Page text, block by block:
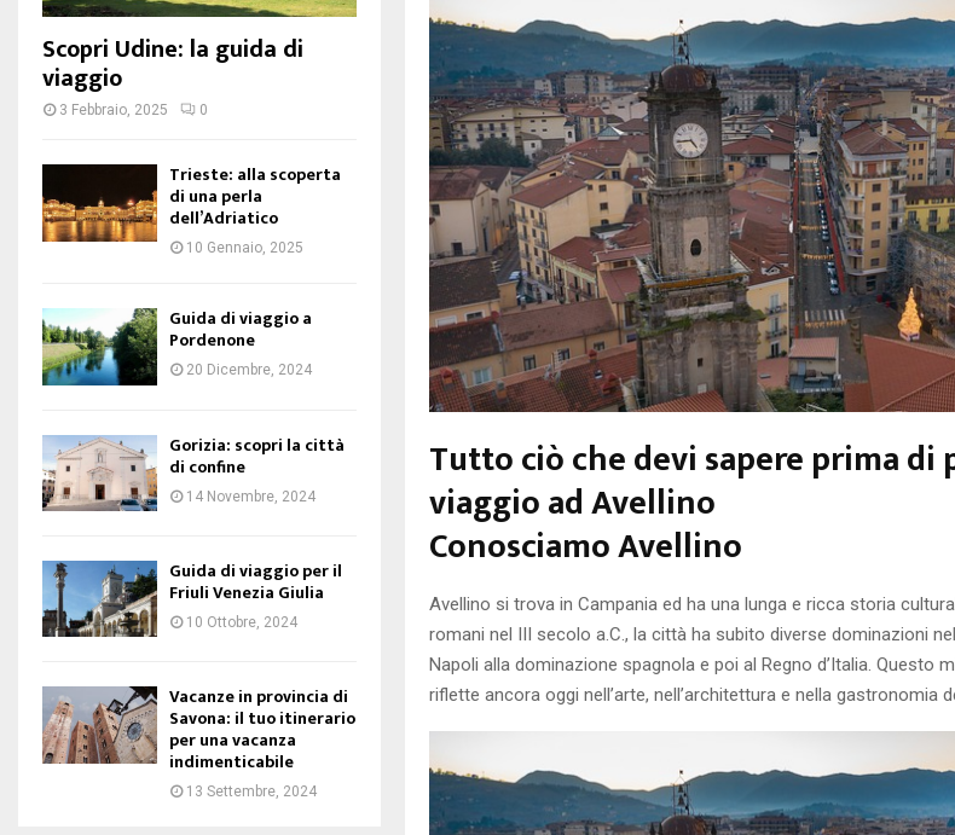
Tutto ciò che devi sapere prima di
viaggio ad Avellino
Conosciamo Avellino
Avellino si trova in Campania ed ha una lunga e ricca storia
romani nel III secolo a.C., la città ha subito diverse dominazioni
Napoli alla dominazione spagnola e poi al Regno d’Italia. Questo
riflette ancora oggi nell’arte, nell’architettura e nella gastronomia
Scopri Udine: la guida di
viaggio
3 Febbraio, 2025 0
Trieste: alla scoperta
di una perla
dell’Adriatico
10 Gennaio, 2025
Guida di viaggio a
Pordenone
20 Dicembre, 2024
Gorizia: scopri la città
di confine
14 Novembre, 2024
Guida di viaggio per il
Friuli Venezia Giulia
10 Ottobre, 2024
Vacanze in provincia di
Savona: il tuo itinerario
per una vacanza
indimenticabile
13 Settembre, 2024